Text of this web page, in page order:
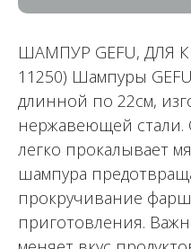
ШАМПУР GEFU, ДЛЯ
11250) Шампуры
длинной по 22см,
нержавеющей
легко прокалывает
шампура
прокручивание
приготовления.